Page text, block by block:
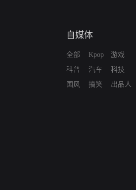
自媒体
全部
科普
国风
Kpop
汽车
搞笑
游戏
科技
出品人